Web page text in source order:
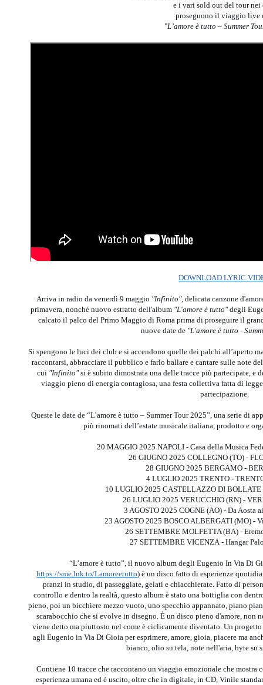
e i vari sold out del tour nei
proseguono il viaggio live
"L’amore è tutto – Summer
DOWNLOAD LYRIC
Arriva in radio da venerdì 9 maggio "Infinito", delicata canzone
primavera, nonché nuovo estratto dell'album "L'amore è tutto"degli
calcato il palco del Primo Maggio di Roma prima di proseguire il
nuove date de "L'amore è tutto -
Si spengono le luci dei club e si accendono quelle dei palchi all’aperto
raccontarsi, abbracciare il pubblico e farlo ballare e cantare sulle note
cui "Infinito"si è subito dimostrata una delle tracce più partecipate, e
viaggio pieno di energia contagiosa, una festa collettiva fatta di
partecipazione.
Queste le date de “L’amore è tutto – Summer Tour 2025”, una serie di
più rinomati dell’estate musicale italiana, prodotto e
20 MAGGIO 2025 NAPOLI - Casa della Musica
26 GIUGNO 2025 COLLEGNO (TO) -
28 GIUGNO 2025 BERGAMO -
4 LUGLIO 2025 TRENTO -
10 LUGLIO 2025 CASTELLAZZO DI
26 LUGLIO 2025 VERUCCHIO (RN) -
3 AGOSTO 2025 COGNE (AO) - Da Aosta
23 AGOSTO 2025 BOSCO ALBERGATI (MO) -
26 SETTEMBRE MOLFETTA (BA) -
27 SETTEMBRE VICENZA - Hangar
“L’amore è tutto”, il nuovo album degli Eugenio In Via Di
https://sme.lnk.to/Lamoreetutto) è un disco fatto di esperienze
pranzi in studio, di passeggiate, gelati e chiacchierate. Fatto di
controllo e dentro la realtà, questo album è stato una bottiglia con
pieno, poi un bicchiere mezzo vuoto, uno specchio appannato, piano
scarabocchio che si evolve in disegno. È un disco pieno d'amore, non
viene detto ma piuttosto nel come è ciclicamente diventato. Un
agli Eugenio in Via Di Gioia per esprimere, amore, gioia, piacere ma
bianco, olio su tela, note nell'aria, byte su
Contiene 10 tracce che raccontano un viaggio emozionale che
esperienza umana ed è uscito, oltre che in digitale, in CD, Vinile